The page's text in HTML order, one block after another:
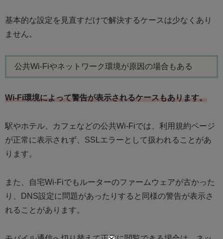
基本的な設定を見直すだけで解決するケースは少なくあり
ません。
公共Wi-Fiやネットワーク環境が原因の場合もある
Wi-Fi環境によって警告が表示されるケースもあります。
駅やホテル、カフェなどの公共Wi-Fiでは、利用規約ページ
が正常に表示されず、SSLエラーとして扱われることがあ
ります。
また、自宅Wi-Fiでもルーターのファームウェアが古かった
り、DNS設定に問題があったりすると同様の警告が表示さ
れることがあります。